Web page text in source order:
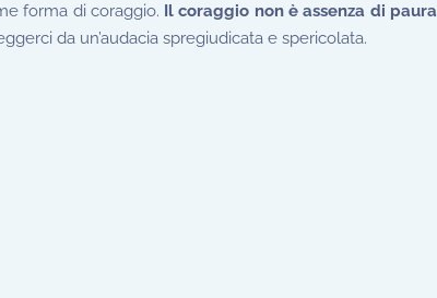
forma di coraggio. Il coraggio non è assenza di paura
da un’audacia spregiudicata e spericolata.